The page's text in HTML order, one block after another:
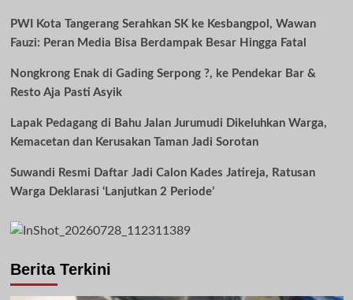
PWI Kota Tangerang Serahkan SK ke Kesbangpol, Wawan
Fauzi: Peran Media Bisa Berdampak Besar Hingga Fatal
Nongkrong Enak di Gading Serpong ?, ke Pendekar Bar &
Resto Aja Pasti Asyik
Lapak Pedagang di Bahu Jalan Jurumudi Dikeluhkan Warga,
Kemacetan dan Kerusakan Taman Jadi Sorotan
Suwandi Resmi Daftar Jadi Calon Kades Jatireja, Ratusan
Warga Deklarasi ‘Lanjutkan 2 Periode’
Berita Terkini